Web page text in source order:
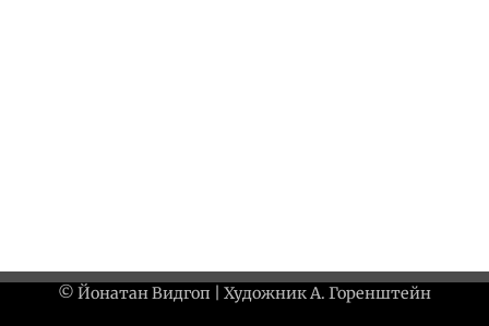
© Йонатан Видгоп | Художник А. Горенштейн